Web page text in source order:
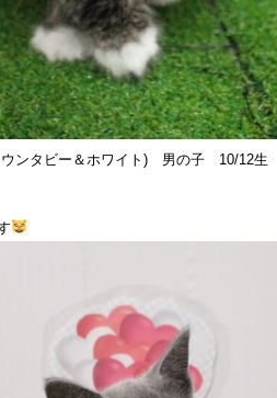
ウンタビー＆ホワイト) 男の子 10/12生